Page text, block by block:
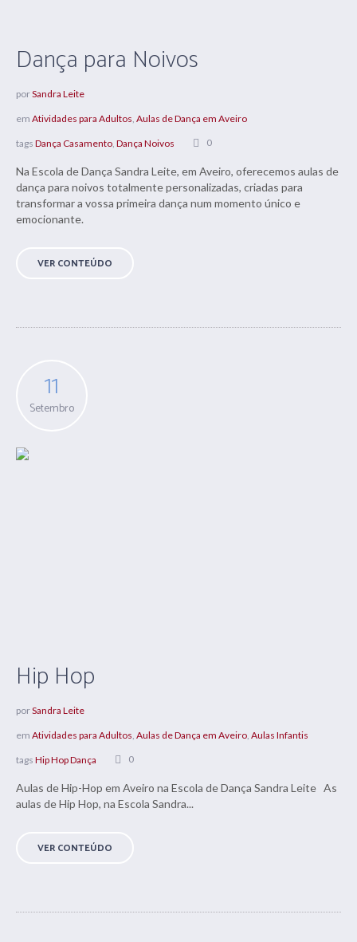
Dança para Noivos
porSandra Leite
em Atividades para Adultos, Aulas de Dança em Aveiro
tags Dança Casamento, Dança Noivos 0
Na Escola de Dança Sandra Leite, em Aveiro, oferecemos aulas de
dança para noivos totalmente personalizadas, criadas para
transformar a vossa primeira dança num momento único e
emocionante.
VER CONTEÚDO
11
Setembro
Hip Hop
porSandra Leite
em Atividades para Adultos Aulas de Dança em Aveiro Aulas Infantis
tags Hip Hop Dança 0
Aulas de Hip-Hop em Aveiro na Escola de Dança Sandra Leite As
aulas de Hip Hop, na Escola Sandra...
VER CONTEÚDO